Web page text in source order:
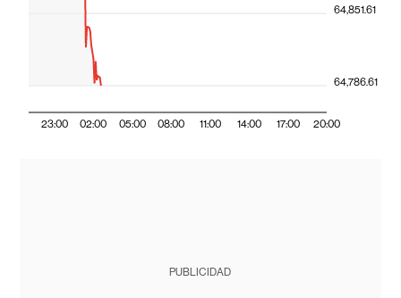
23:00 02:00 05:00 08:00 11:00 14:00 17:00 20:00
64,786.61
64,851.61
PUBLICIDAD